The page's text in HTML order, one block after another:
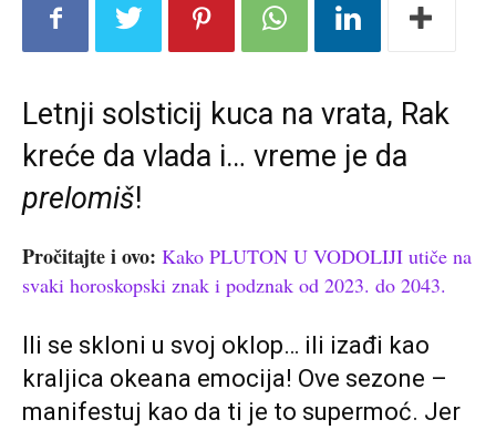
Letnji solsticij kuca na vrata, Rak
kreće da vlada i… vreme je da
prelomiš!
Pročitajte i ovo: Kako PLUTON U VODOLIJI utiče na
svaki horoskopski znak i podznak od 2023. do 2043.
Ili se skloni u svoj oklop… ili izađi kao
kraljica okeana emocija! Ove sezone –
manifestuj kao da ti je to supermoć. Jer